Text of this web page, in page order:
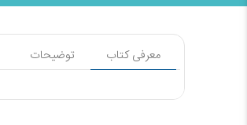
معرفی کتاب توضیحات